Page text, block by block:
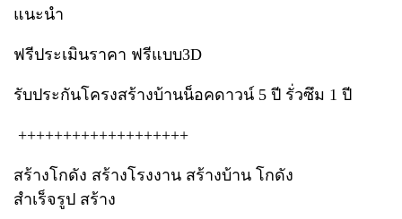
แนะนำ
ฟรีประเมินราคา ฟรีแบบ3D
รับประกันโครงสร้างบ้านน็อคดาวน์ 5 ปี รั่วซึม 1 ปี
+++++++++++++++++++
สร้างโกดัง สร้างโรงงาน สร้างบ้าน โกดัง
สำเร็จรูป สร้าง